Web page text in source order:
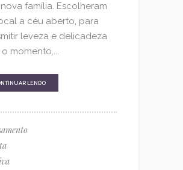
família. Escolheram
a céu aberto, para
leveza e delicadeza
momento,...
LENDO